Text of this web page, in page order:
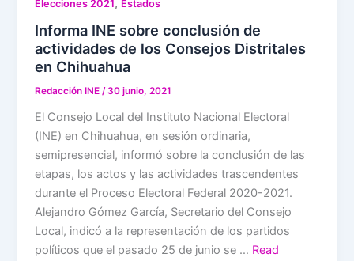
Elecciones 2021, Estados
Informa INE sobre conclusión de
actividades de los Consejos Distritales
en Chihuahua
Redacción INE/30 junio, 2021
El Consejo Local del Instituto Nacional Electoral
(INE) en Chihuahua, en sesión ordinaria,
semipresencial, informó sobre la conclusión de las
etapas, los actos y las actividades trascendentes
durante el Proceso Electoral Federal 2020-2021.
Alejandro Gómez García, Secretario del Consejo
Local, indicó a la representación de los partidos
políticos que el pasado 25 de junio se … Read